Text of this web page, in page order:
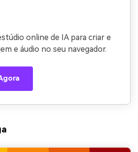
online de IA para criar e
e áudio no seu navegador.